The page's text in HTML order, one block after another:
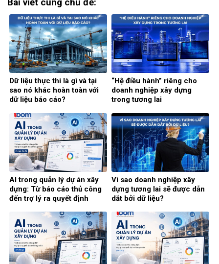
Dữ liệu thực thi là gì và tại
sao nó khác hoàn toàn với
dữ liệu báo cáo?
“Hệ điều hành” riêng cho
doanh nghiệp xây dựng
trong tương lai
AI trong quản lý dự án xây
dựng: Từ báo cáo thủ công
đến trợ lý ra quyết định
Vì sao doanh nghiệp xây
dựng tương lai sẽ được dẫn
dắt bởi dữ liệu?